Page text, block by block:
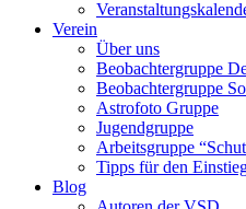
Verein
Über uns
Beobachtergruppe
Beobachtergruppe
Astrofoto Gruppe
Jugendgruppe
Arbeitsgruppe
Tipps für den
Blog